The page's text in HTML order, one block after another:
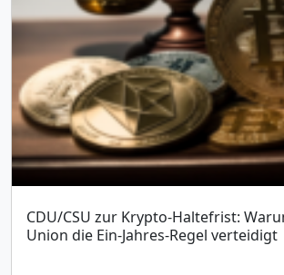
CDU/CSU zur Krypto-Haltefrist:
Union die Ein-Jahres-Regel verteidigt